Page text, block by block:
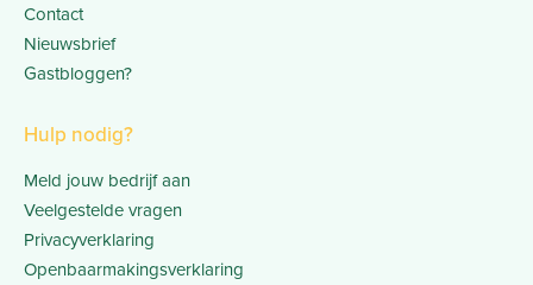
Contact
Nieuwsbrief
Gastbloggen?
Hulp nodig?
Meld jouw bedrijf aan
Veelgestelde vragen
Privacyverklaring
Openbaarmakingsverklaring